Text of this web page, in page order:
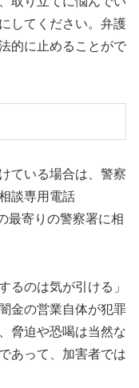
してください。弁護
的に止めることがで
ている場合は、警察
談専用電話
最寄りの警察署に相
るのは気が引ける」
金の営業自体が犯罪
脅迫や恐喝は当然な
あって、加害者では